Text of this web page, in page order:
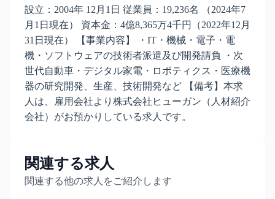
設立：2004年 12月1日 従業員：19,236名 （2024年7
月1日現在） 資本金：4億8,365万4千円（2022年12月
31日現在） 【事業内容】 ・IT・機械・電子・電
機・ソフトウェアの技術者派遣及び開発請負 ・次
世代自動車・デジタル家電・ロボティクス・医療機
器の研究開発、生産、技術開発など 【備考】本求
人は、雇用会社より株式会社ヒューガン（人材紹介
会社）がお預かりしている求人です。
関連する求人
関連する他の求人をご紹介します